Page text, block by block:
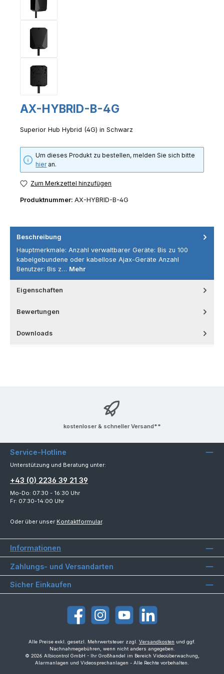
AX-HYBRID-B-4G
Superior Hub Hybrid (4G) in Schwarz
Um dieses Produkt zu bestellen, melden Sie sich bitte
hieran.
Zum Merkzettel hinzufügen
Produktnummer: AX-HYBRID-B-4G
Beschreibung
Hauptmerkmale: Anzahl verwaltbarer Geräte: Bis zu 100
kabelgebundene oder kabellose Ajax-Geräte Anzahl
Benutzer: Bis z… Mehr
Eigenschaften
Bewertungen
Downloads
kostenloser & schneller Versand**
Service-Hotline
Unterstützung und Beratung unter:
+43 (0) 2236 39 21 39
Mo-Do: 07:30 - 16:30 Uhr
Fr: 07:30-14:00 Uhr
Oder über unser Kontaktformular.
Informationen
Zahlungs- und Versandarten
Sicher Einkaufen
FacebookInstagramYouTubeLinkedIn
Alle Preise exkl. gesetzl. Mehrwertsteuer zzgl. Versandkosten und ggf.
Nachnahmegebühren, wenn nicht anders angegeben.
© 2026 Albicontrol GmbH - Ihr Großhandel im Bereich Videoüberwachung,
Alarmanlagen und Videosprechanlagen - Alle Rechte vorbehalten.